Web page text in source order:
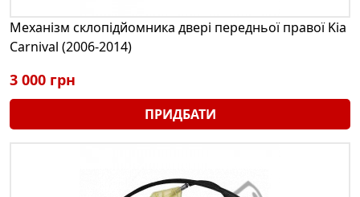
Механізм склопідйомника двері передньої правої Kia
Carnival (2006-2014)
3 000 грн
ПРИДБАТИ